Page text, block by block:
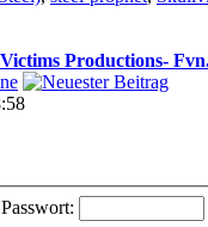
Productions-
Passwort: